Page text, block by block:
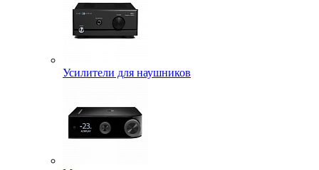
Усилители для наушников